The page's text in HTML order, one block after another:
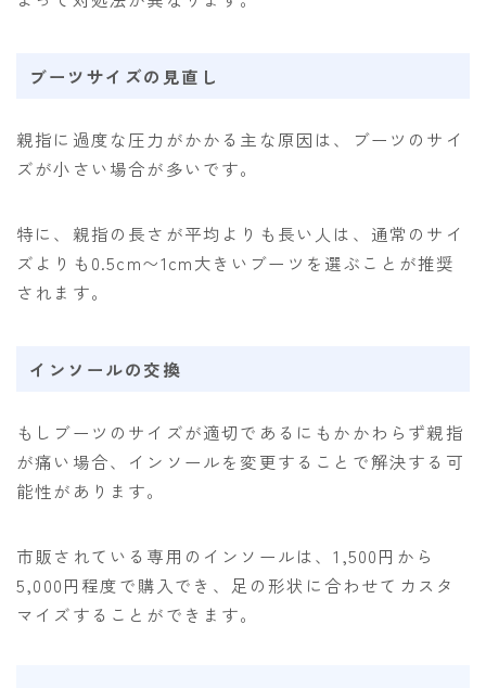
ブーツサイズの見直し
親指に過度な圧力がかかる主な原因は、ブーツのサイ
ズが小さい場合が多いです。
特に、親指の長さが平均よりも長い人は、通常のサイ
ズよりも0.5cm〜1cm大きいブーツを選ぶことが推奨
されます。
インソールの交換
もしブーツのサイズが適切であるにもかかわらず親指
が痛い場合、インソールを変更することで解決する可
能性があります。
市販されている専用のインソールは、1,500円から
5,000円程度で購入でき、足の形状に合わせてカスタ
マイズすることができます。